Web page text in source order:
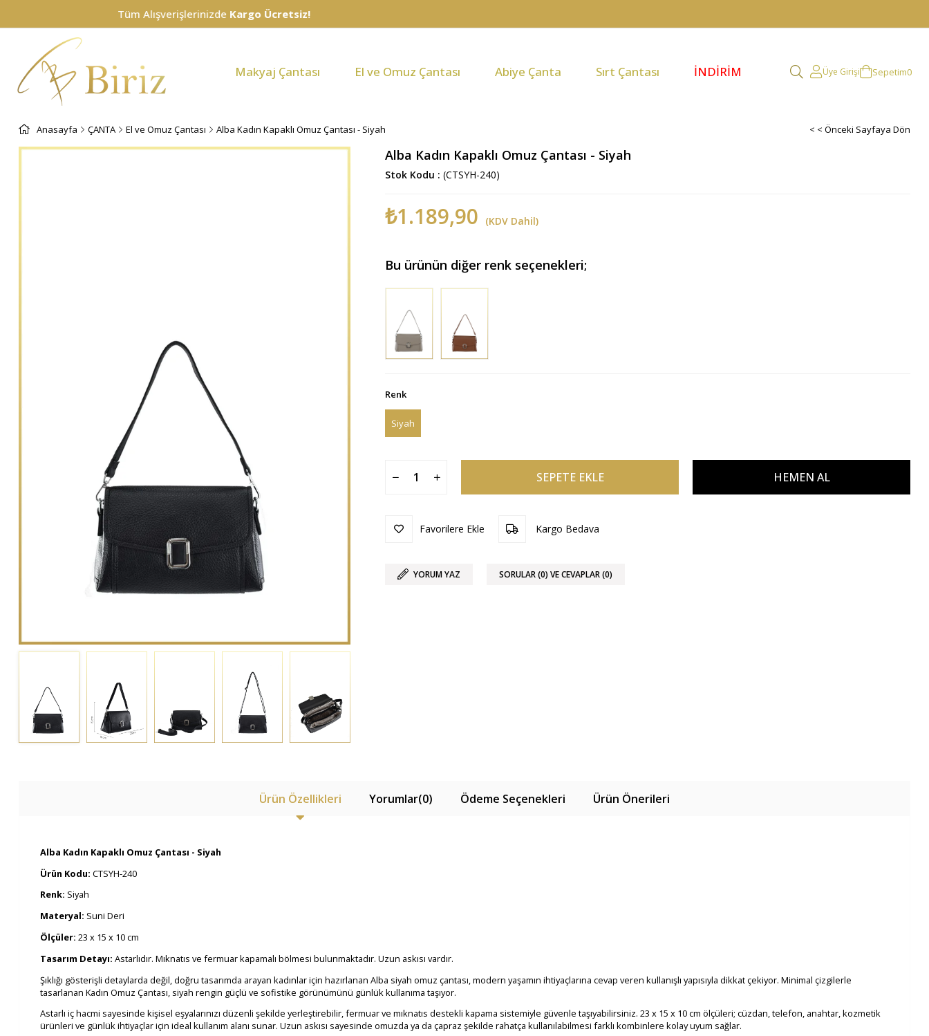
Makyaj Çantası El ve Omuz Çantası Abiye Çanta Sırt Çantası İNDİRİM Üye Girişi Sepetim0
Anasayfa ÇANTA El ve Omuz Çantası Alba Kadın Kapaklı Omuz Çantası - Siyah < < Önceki Sayfaya Dön
Alba Kadın Kapaklı Omuz Çantası - Siyah
Stok Kodu (CTSYH-240)
₺1.189,90 (KDV Dahil)
Bu ürünün diğer renk seçenekleri;
Renk
Siyah
Favorilere Ekle Kargo Bedava
YORUM YAZ SORULAR (0) VE CEVAPLAR (0)
Ürün Özellikleri Yorumlar(0) Ödeme Seçenekleri Ürün Önerileri
Alba Kadın Kapaklı Omuz Çantası - Siyah
Ürün Kodu: CTSYH-240
Renk: Siyah
Materyal: Suni Deri
Ölçüler: 23 x 15 x 10 cm
Tasarım Detayı: Astarlıdır. Mıknatıs ve fermuar kapamalı bölmesi bulunmaktadır. Uzun askısı vardır.
Şıklığı gösterişli detaylarda değil, doğru tasarımda arayan kadınlar için hazırlanan Alba siyah omuz çantası, modern yaşamın ihtiyaçlarına cevap veren kullanışlı yapısıyla dikkat çekiyor. Minimal çizgilerle
tasarlanan Kadın Omuz Çantası, siyah rengin güçlü ve sofistike görünümünü günlük kullanıma taşıyor.
Astarlı iç hacmi sayesinde kişisel eşyalarınızı düzenli şekilde yerleştirebilir, fermuar ve mıknatıs destekli kapama sistemiyle güvenle taşıyabilirsiniz. 23 x 15 x 10 cm ölçüleri; cüzdan, telefon, anahtar, kozmetik
ürünleri ve günlük ihtiyaçlar için ideal kullanım alanı sunar. Uzun askısı sayesinde omuzda ya da çapraz şekilde rahatça kullanılabilmesi farklı kombinlere kolay uyum sağlar.
Tüm AlışverişlerinizdeKargo Ücretsiz!